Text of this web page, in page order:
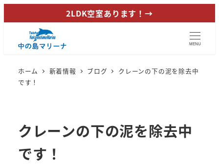
イ
2LDK空室あります！→
MENU
ホーム 新着情報 ブログ
クレーンの下の泥を除去中
です！
クレーンの下の泥を除去中
です！